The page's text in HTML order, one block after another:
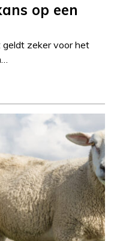
op een
geldt zeker voor het